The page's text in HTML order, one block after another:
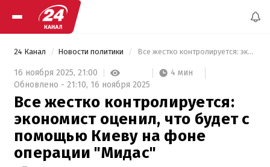
24 Канал Новости политики Все жестко контролируется: экономист оценил, что будет с помощью Киеву на фоне операции "Мидас"
16 ноября 2025, 21:00
4 мин
Обновлено - 21:10, 16 ноября 2025
Все жестко контролируется:
экономист оценил, что будет с
помощью Киеву на фоне
операции "Мидас"